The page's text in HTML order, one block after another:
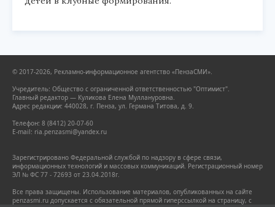
© 2017-2026, Рекламно-информационное агентство «ПензаСМИ».
Учредитель: Общество с ограниченной ответственностью "Оптимист".
Главный редактор — Куликова Елена Муллануровна.
Адрес редакции: 440028, г. Пенза, ул. Германа Титова, д. 9.
Телефон: 8 (8412) 20-07-60
E-mail: ria.penzasmi@yandex.ru
Зарегистрировано Федеральной службой по надзору в сфере связи,
информационных технологий и массовых коммуникаций. Регистрационный номер
ЭЛ № ФС 77 - 72693 от 23.04.2018г.
Все права защищены. Использование материалов, опубликованных на сайте
penzasmi.ru допускается с обязательной прямой гиперссылкой на страницу, с